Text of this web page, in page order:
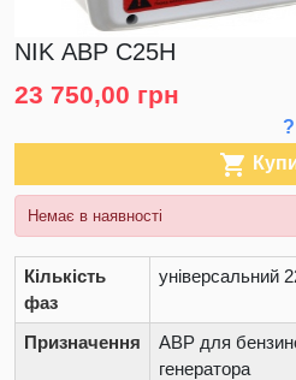
NIK АВР С25Н
23 750,00 грн

Немає в наявності
Кількість
фаз
універсальний
Призначення
АВР для
генератора